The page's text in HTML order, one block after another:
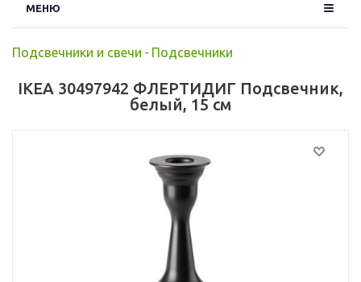
МЕНЮ
Подсвечники и свечи - Подсвечники
IKEA 30497942 ФЛЕРТИДИГ Подсвечник,
белый, 15 см